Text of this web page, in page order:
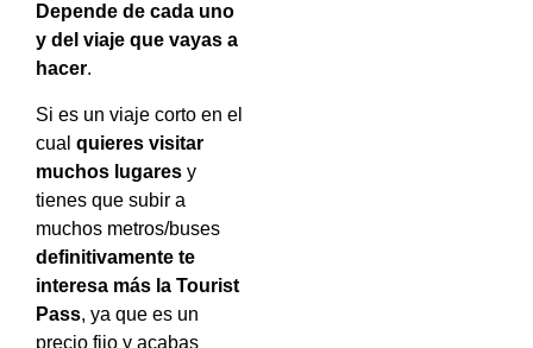
Depende de cada uno
y del viaje que vayas a
hacer.
Si es un viaje corto en el
cual quieres visitar
muchos lugares y
tienes que subir a
muchos metros/buses
definitivamente te
interesa más la Tourist
Pass, ya que es un
precio fijo y acabas